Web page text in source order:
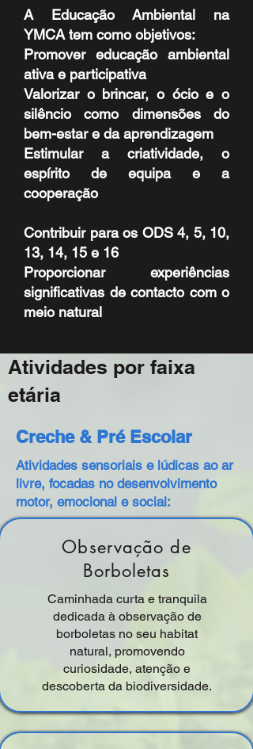
A Educação Ambiental na
YMCA tem como objetivos:
Promover educação ambiental
ativa e participativa
Valorizar o brincar, o ócio e o
silêncio como dimensões do
bem-estar e da aprendizagem
Estimular a criatividade, o
espírito de equipa e a
cooperação
Contribuir para os ODS 4, 5, 10,
13, 14, 15 e 16
Proporcionar experiências
significativas de contacto com o
meio natural
Atividades por faixa
etária
Creche & Pré Escolar
Atividades sensoriais e lúdicas ao ar
livre, focadas no desenvolvimento
motor, emocional e social:
Observação de
Borboletas
Caminhada curta e tranquila
dedicada à observação de
borboletas no seu habitat
natural, promovendo
curiosidade, atenção e
descoberta da biodiversidade.